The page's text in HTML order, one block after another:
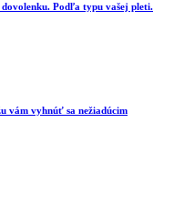
Podľa typu vašej pleti.
vám vyhnúť sa nežiadúcim